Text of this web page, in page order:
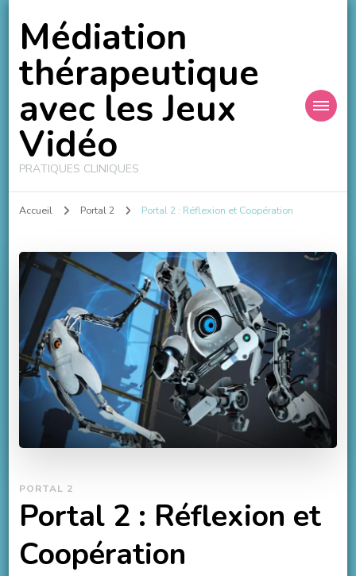
Médiation
thérapeutique
avec les Jeux
Vidéo
PRATIQUES CLINIQUES
Accueil Portal 2 Portal 2 : Réflexion et Coopération
PORTAL 2
Portal 2 : Réflexion et
Coopération